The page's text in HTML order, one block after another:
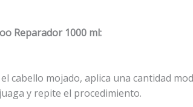
Reparador 1000 ml:
el cabello mojado, aplica una cantidad
y repite el procedimiento.